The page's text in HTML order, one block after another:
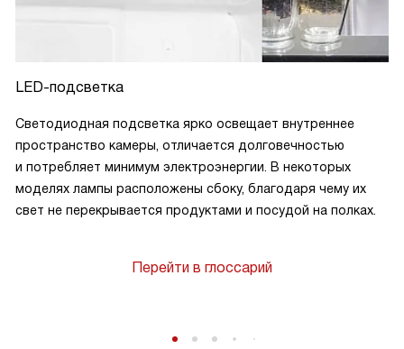
LED-подсветка
Светодиодная подсветка ярко освещает внутреннее
пространство камеры, отличается долговечностью
и потребляет минимум электроэнергии. В некоторых
моделях лампы расположены сбоку, благодаря чему их
свет не перекрывается продуктами и посудой на полках.
Перейти в глоссарий